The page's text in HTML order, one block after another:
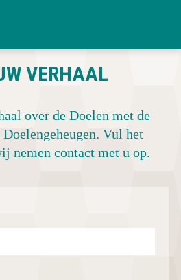
VOOR 1966
1970 - 1979
1980 - 1989
1990 - 1999
VERHAAL
over de Doelen met de
Vul het
nemen contact met u op.